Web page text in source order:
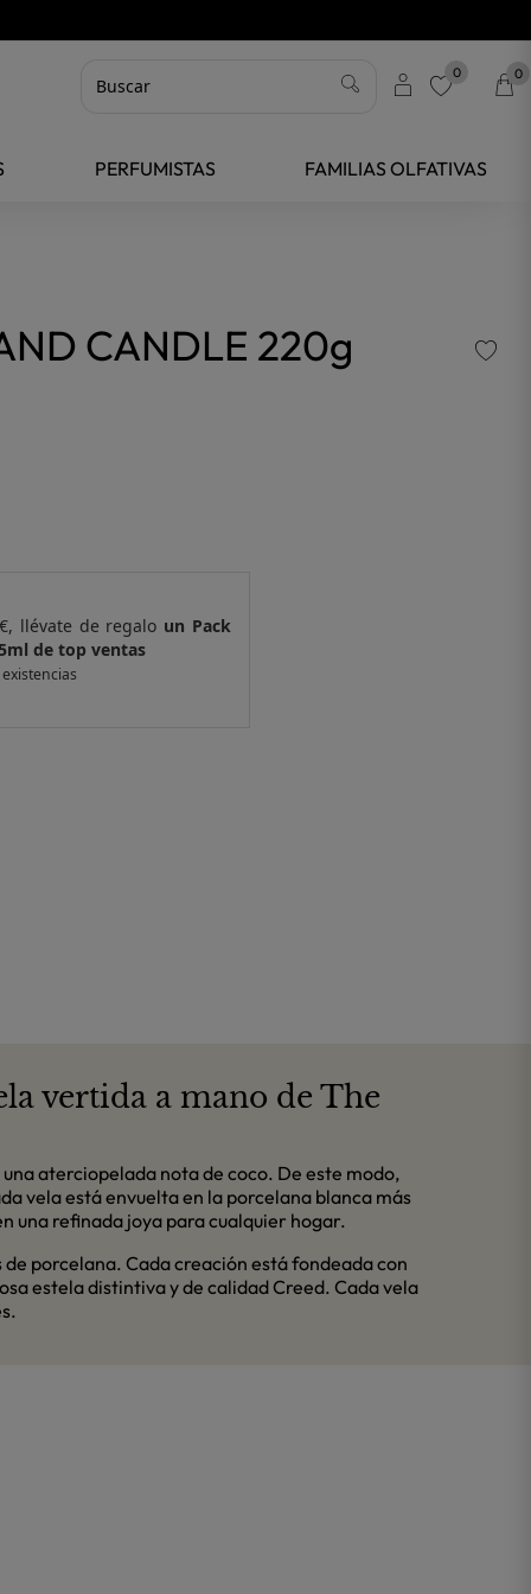
0 0
PERFUMISTAS FAMILIAS OLFATIVAS
CANDLE 220g
llévate de regalo un Pack
de top ventas
vertida a mano de The
aterciopelada nota de coco. De este modo,
vela está envuelta en la porcelana blanca más
una refinada joya para cualquier hogar.
porcelana. Cada creación está fondeada con
estela distintiva y de calidad Creed. Cada vela